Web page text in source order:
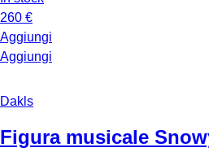
260 €
Aggiungi
Aggiungi
Dakls
Figura musicale